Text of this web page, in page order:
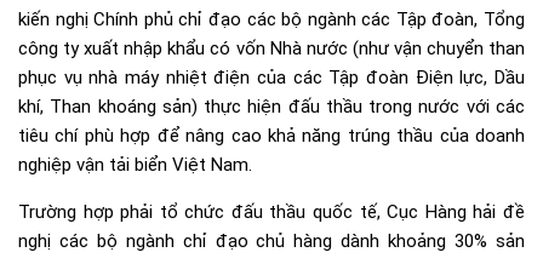
kiến nghị Chính phủ chỉ đạo các bộ ngành các Tập đoàn, Tổng
công ty xuất nhập khẩu có vốn Nhà nước (như vận chuyển than
phục vụ nhà máy nhiệt điện của các Tập đoàn Điện lực, Dầu
khí, Than khoáng sản) thực hiện đấu thầu trong nước với các
tiêu chí phù hợp để nâng cao khả năng trúng thầu của doanh
nghiệp vận tải biển Việt Nam.
Trường hợp phải tổ chức đấu thầu quốc tế, Cục Hàng hải đề
nghị các bộ ngành chỉ đạo chủ hàng dành khoảng 30% sản